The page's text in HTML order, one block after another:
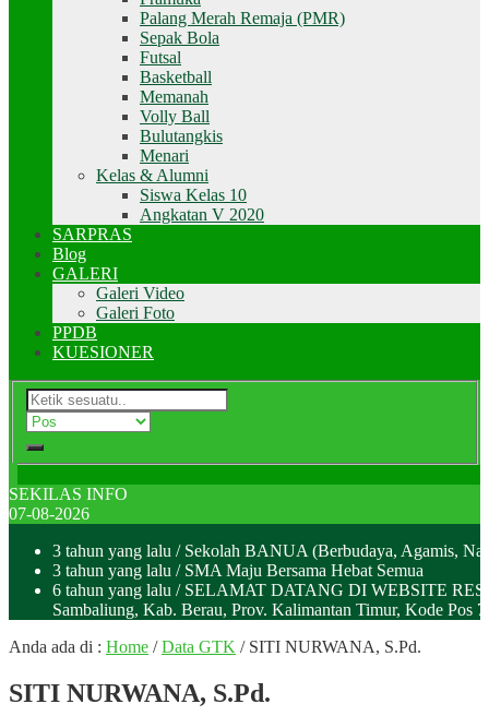
Palang Merah Remaja (PMR)
Sepak Bola
Futsal
Basketball
Memanah
Volly Ball
Bulutangkis
Menari
Kelas & Alumni
Siswa Kelas 10
Angkatan V 2020
SARPRAS
Blog
GALERI
Galeri Video
Galeri Foto
PPDB
KUESIONER
SEKILAS INFO
07-08-2026
3 tahun yang lalu / Sekolah BANUA (Berbudaya, Agamis,
3 tahun yang lalu / SMA Maju Bersama Hebat Semua
6 tahun yang lalu / SELAMAT DATANG DI WEBSITE
Sambaliung, Kab. Berau, Prov. Kalimantan Timur, Kode
Anda ada di : Home /Data GTK / SITI NURWANA, S.Pd.
SITI NURWANA, S.Pd.